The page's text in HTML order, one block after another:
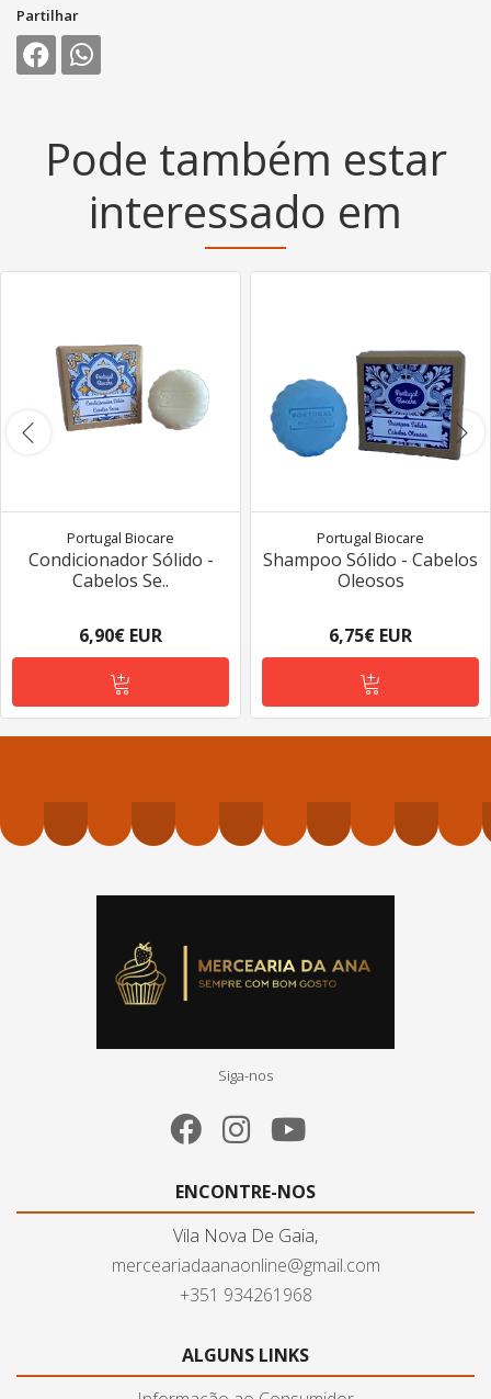
Partilhar
Pode também estar
interessado em
Portugal Biocare
Condicionador Sólido -
Cabelos Se..
6,90€ EUR
Portugal Biocare
Shampoo Sólido - Cabelos
Oleosos
6,75€ EUR
Siga-nos
ENCONTRE-NOS
Vila Nova De Gaia,
merceariadaanaonline@gmail.com
+351 934261968
ALGUNS LINKS